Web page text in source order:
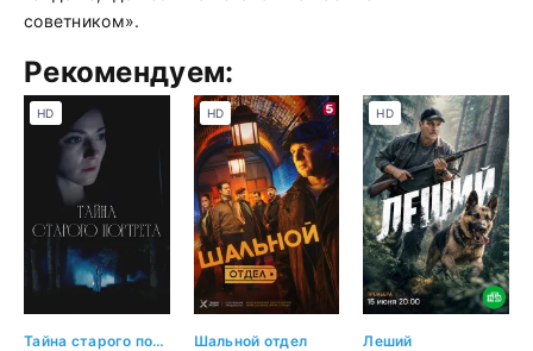
советником».
Рекомендуем:
Тайна старого портрета
HD
Шальной отдел
HD
Леший
HD